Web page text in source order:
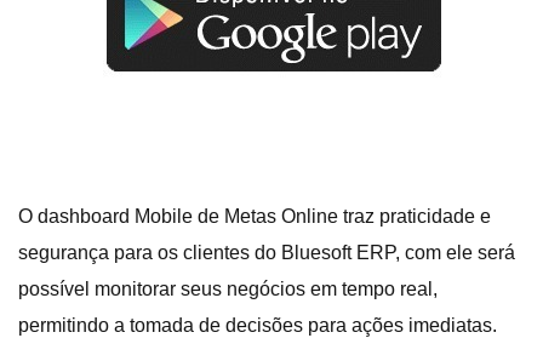
O dashboard Mobile de Metas Online traz praticidade e
segurança para os clientes do Bluesoft ERP, com ele será
possível monitorar seus negócios em tempo real,
permitindo a tomada de decisões para ações imediatas.